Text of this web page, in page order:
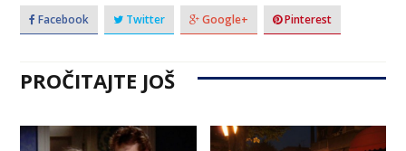
Facebook Twitter Google+ Pinterest
PROČITAJTE JOŠ